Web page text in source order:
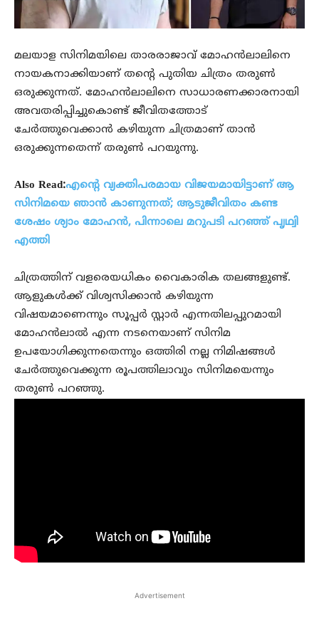
മലയാള സിനിമയിലെ താരരാജാവ് മോഹന്‍ലാലിനെ
നായകനാക്കിയാണ് തന്റെ പുതിയ ചിത്രം തരുണ്‍
ഒരുക്കുന്നത്. മോഹന്‍ലാലിനെ സാധാരണക്കാരനായി
അവതരിപ്പിച്ചുകൊണ്ട് ജീവിതത്തോട്
ചേര്‍ത്തുവെക്കാന്‍ കഴിയുന്ന ചിത്രമാണ് താന്‍
ഒരുക്കുന്നതെന്ന് തരുണ്‍ പറയുന്നു.
Also Read:എന്റെ വ്യക്തിപരമായ വിജയമായിട്ടാണ് ആ
സിനിമയെ ഞാന്‍ കാണുന്നത്; ആടുജീവിതം കണ്ട
ശേഷം ശ്യാം മോഹന്‍, പിന്നാലെ മറുപടി പറഞ്ഞ് പൃഥ്വി
എത്തി
ചിത്രത്തിന് വളരെയധികം വൈകാരിക തലങ്ങളുണ്ട്.
ആളുകള്‍ക്ക് വിശ്വസിക്കാന്‍ കഴിയുന്ന
വിഷയമാണെന്നും സൂപ്പര്‍ സ്റ്റാര്‍ എന്നതിലപ്പുറമായി
മോഹന്‍ലാല്‍ എന്ന നടനെയാണ് സിനിമ
ഉപയോഗിക്കുന്നതെന്നും ഒത്തിരി നല്ല നിമിഷങ്ങള്‍
ചേര്‍ത്തുവെക്കുന്ന രൂപത്തിലാവും സിനിമയെന്നും
തരുണ്‍ പറഞ്ഞു.
Advertisement